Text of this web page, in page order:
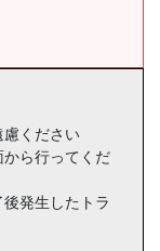
ください
ら行ってくだ
発生したトラ